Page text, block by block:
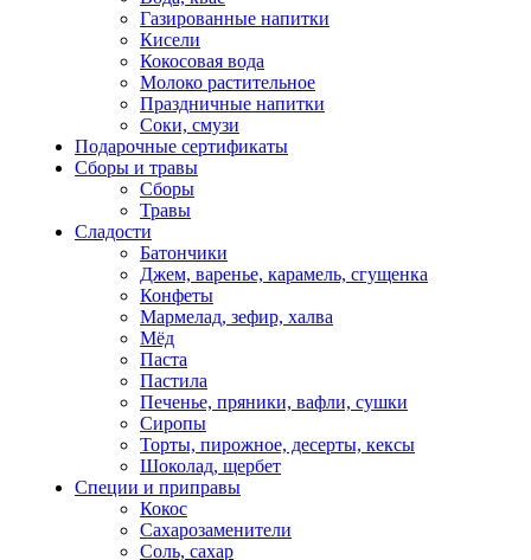
Газированные напитки
Кисели
Кокосовая вода
Молоко растительное
Праздничные напитки
Соки, смузи
Подарочные сертификаты
Сборы и травы
Сборы
Травы
Сладости
Батончики
Джем, варенье, карамель, сгущенка
Конфеты
Мармелад, зефир, халва
Мёд
Паста
Пастила
Печенье, пряники, вафли, сушки
Сиропы
Торты, пирожное, десерты, кексы
Шоколад, щербет
Специи и приправы
Кокос
Сахарозаменители
Соль, сахар